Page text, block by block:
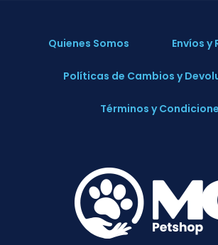
Quienes Somos Envíos y
Políticas de Cambios y
Términos y